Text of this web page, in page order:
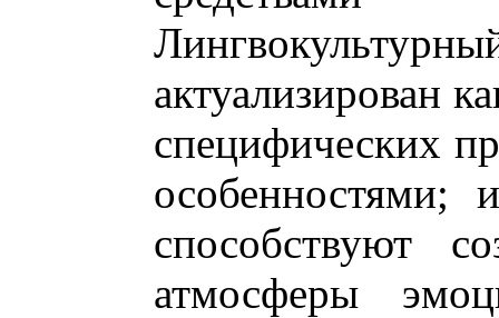
актуализирован
специфических
особенностями;
способствуют
атмосферы